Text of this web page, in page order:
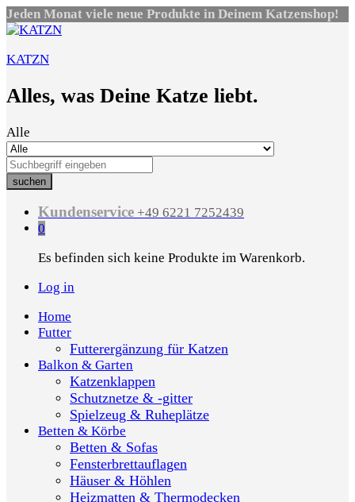
Jeden Monat viele neue Produkte in Deinem Katzenshop!
KATZN
Alles, was Deine Katze liebt.
Alle
suchen
Kundenservice +49 6221 7252439
0
Es befinden sich keine Produkte im Warenkorb.
Log in
Home
Futter
Futterergänzung für Katzen
Balkon & Garten
Katzenklappen
Schutznetze & -gitter
Spielzeug & Ruheplätze
Betten & Körbe
Betten & Sofas
Fensterbrettauflagen
Häuser & Höhlen
Heizmatten & Thermodecken